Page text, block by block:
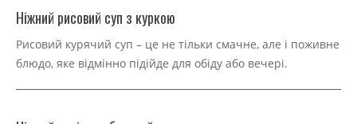
Ніжний рисовий суп з куркою
Рисовий курячий суп – це не тільки смачне, але і поживне
блюдо, яке відмінно підійде для обіду або вечері.